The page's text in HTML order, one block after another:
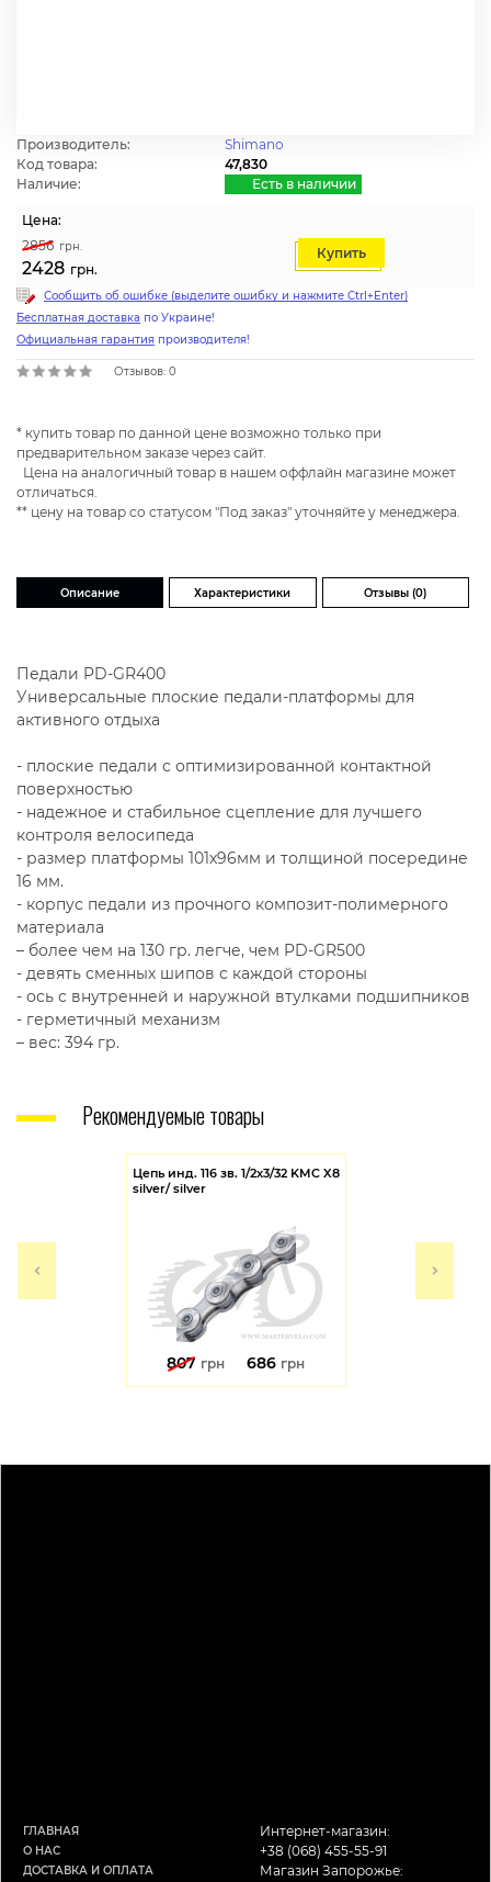
Производитель:
Shimano
Код товара:
47,830
Наличие:
Есть в наличии
Цена:
2856 грн.
2428 грн.
Купить
Сообщить об ошибке (выделите ошибку и нажмите Ctrl+Enter)
Бесплатная доставка по Украине!
Официальная гарантия производителя!
Отзывов: 0
* купить товар по данной цене возможно только при
предварительном заказе через сайт.
Цена на аналогичный товар в нашем оффлайн магазине может
отличаться.
** цену на товар со статусом "Под заказ" уточняйте у менеджера.
Описание Характеристики Отзывы (0)
Педали PD-GR400
Универсальные плоские педали-платформы для
активного отдыха
- плоские педали с оптимизированной контактной
поверхностью
- надежное и стабильное сцепление для лучшего
контроля велосипеда
- размер платформы 101х96мм и толщиной посередине
16 мм.
- корпус педали из прочного композит-полимерного
материала
– более чем на 130 гр. легче, чем PD-GR500
- девять сменных шипов с каждой стороны
- ось с внутренней и наружной втулками подшипников
- герметичный механизм
– вес: 394 гр.
Рекомендуемые товары
Цепь инд. 116 зв. 1/2x3/32 KMC X8
silver/ silver
807 грн 686 грн
ГЛАВНАЯ
О НАС
ДОСТАВКА И ОПЛАТА
Интернет-магазин:
+38 (068) 455-55-91
Магазин Запорожье: